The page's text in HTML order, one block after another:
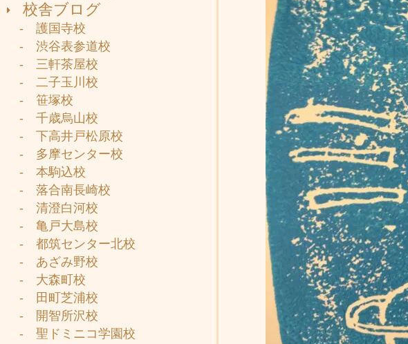
校舎ブログ
- 護国寺校
- 渋谷表参道校
- 三軒茶屋校
- 二子玉川校
- 笹塚校
- 千歳烏山校
- 下高井戸松原校
- 多摩センター校
- 本駒込校
- 落合南長崎校
- 清澄白河校
- 亀戸大島校
- 都筑センター北校
- あざみ野校
- 大森町校
- 田町芝浦校
- 開智所沢校
- 聖ドミニコ学園校